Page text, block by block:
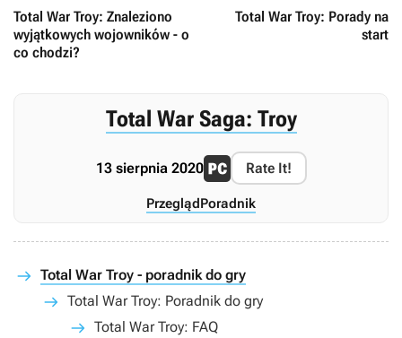
Total War Troy: Znaleziono
wyjątkowych wojowników - o
co chodzi?
Total War Troy: Porady na
start
Total War Saga: Troy
13 sierpnia 2020 Rate It!
PrzeglądPoradnik
Total War Troy - poradnik do gry
Total War Troy: Poradnik do gry
Total War Troy: FAQ